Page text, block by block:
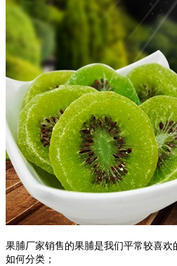
果脯厂家销售的果脯是我们平常较喜欢
如何分类 ；